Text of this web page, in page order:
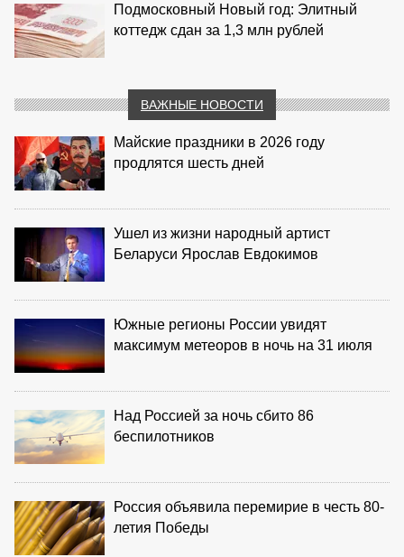
Подмосковный Новый год: Элитный
коттедж сдан за 1,3 млн рублей
ВАЖНЫЕ НОВОСТИ
Майские праздники в 2026 году
продлятся шесть дней
Ушел из жизни народный артист
Беларуси Ярослав Евдокимов
Южные регионы России увидят
максимум метеоров в ночь на 31 июля
Над Россией за ночь сбито 86
беспилотников
Россия объявила перемирие в честь 80-
летия Победы